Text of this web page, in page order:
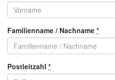
Familienname / Nachname *
Postleitzahl *